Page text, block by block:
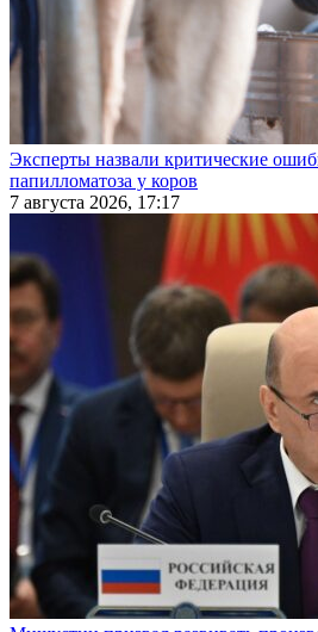
Эксперты назвали критические
папилломатоза у коров
7 августа 2026, 17:17